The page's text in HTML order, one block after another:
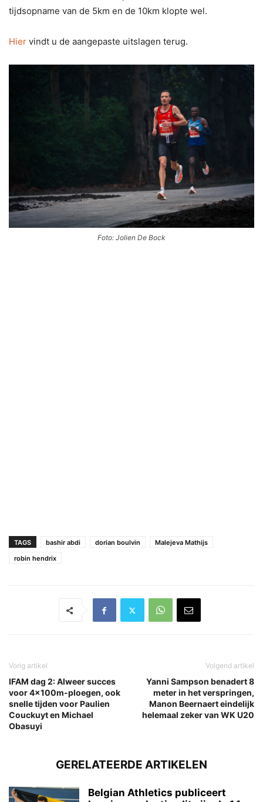
tijdsopname van de 5km en de 10km klopte wel.
Hier vindt u de aangepaste uitslagen terug.
Foto: Jolien De Bock
TAGS bashir abdi dorian boulvin
Malejeva Mathijs
robin hendrix
Vorig artikel
IFAM dag 2: Alweer succes
voor 4x100m-ploegen, ook
snelle tijden voor Paulien
Couckuyt en Michael
Obasuyi
Volgend artikel
Yanni Sampson benadert 8
meter in het verspringen,
Manon Beernaert eindelijk
helemaal zeker van WK U20
GERELATEERDE ARTIKELEN
Belgian Athletics publiceert